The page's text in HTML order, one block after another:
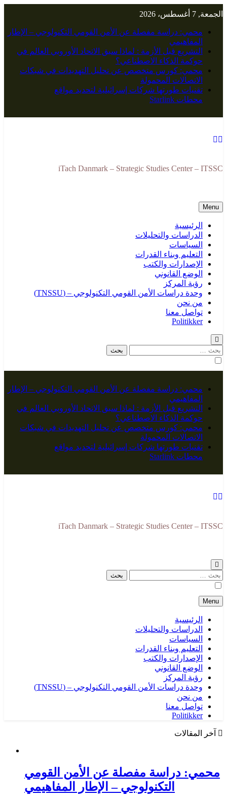
toالجمعة, 7 أغسطس، 2026
محمي: دراسة مفصلة عن الأمن القومي التكنولوجي – الإطار
المفاهيمي
التشريع قبل الأزمة : لماذا سبق الاتحاد الأوروبي العالم في
حوكمة الذكاء الاصطناعي؟
محمي: كورس متخصص عن تحليل التهديدات في شبكات
الاتصالات المحمولة
تقنيات طورتها شركات إسرائيلية لتحديد مواقع
محطات Starlink
iTach Danmark – Strategic Studies Center – ITSSC
Menu
الرئيسية
الدراسات والتحليلات
السياسات
التعليم وبناء القدرات
الإصدارات والكتب
الوضع القانوني
رؤية المركز
وحدة دراسات الأمن القومي التكنولوجي – (TNSSU)
من نحن
تواصل معنا
Politikker
البحث
عن:
محمي: دراسة مفصلة عن الأمن القومي التكنولوجي – الإطار
المفاهيمي
التشريع قبل الأزمة : لماذا سبق الاتحاد الأوروبي العالم في
حوكمة الذكاء الاصطناعي؟
محمي: كورس متخصص عن تحليل التهديدات في شبكات
الاتصالات المحمولة
تقنيات طورتها شركات إسرائيلية لتحديد مواقع
محطات Starlink
iTach Danmark – Strategic Studies Center – ITSSC
البحث
عن:
Menu
الرئيسية
الدراسات والتحليلات
السياسات
التعليم وبناء القدرات
الإصدارات والكتب
الوضع القانوني
رؤية المركز
وحدة دراسات الأمن القومي التكنولوجي – (TNSSU)
من نحن
تواصل معنا
Politikker
آخر المقالات
محمي: دراسة مفصلة عن الأمن القومي
التكنولوجي – الإطار المفاهيمي